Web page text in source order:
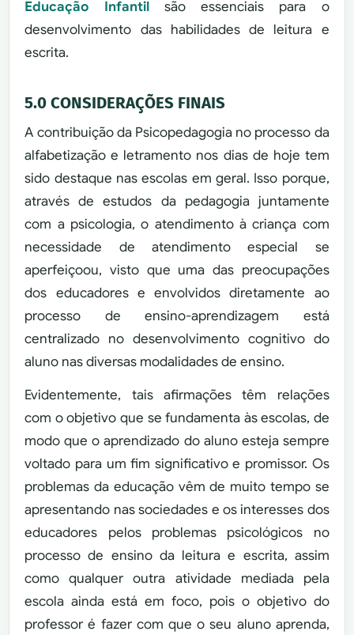
Educação Infantilsão essenciais para o
desenvolvimento das habilidades de leitura e
escrita.
5.0 CONSIDERAÇÕES FINAIS
A contribuição da Psicopedagogia no processo da
alfabetização e letramento nos dias de hoje tem
sido destaque nas escolas em geral. Isso porque,
através de estudos da pedagogia juntamente
com a psicologia, o atendimento à criança com
necessidade de atendimento especial se
aperfeiçoou, visto que uma das preocupações
dos educadores e envolvidos diretamente ao
processo de ensino-aprendizagem está
centralizado no desenvolvimento cognitivo do
aluno nas diversas modalidades de ensino.
Evidentemente, tais afirmações têm relações
com o objetivo que se fundamenta às escolas, de
modo que o aprendizado do aluno esteja sempre
voltado para um fim significativo e promissor. Os
problemas da educação vêm de muito tempo se
apresentando nas sociedades e os interesses dos
educadores pelos problemas psicológicos no
processo de ensino da leitura e escrita, assim
como qualquer outra atividade mediada pela
escola ainda está em foco, pois o objetivo do
professor é fazer com que o seu aluno aprenda,